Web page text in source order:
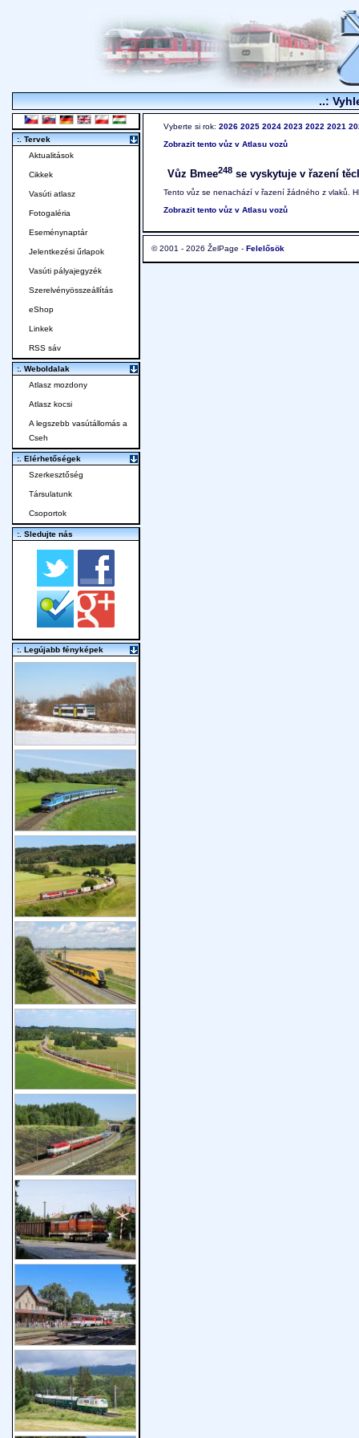
..:
Vyberte si rok: 2026 2025 2024 2023 2022 2021
Zobrazit tento vůz v Atlasu vozů
Vůz Bmee248 se vyskytuje v řazení
Tento vůz se nenachází v řazení žádného z vlaků.
Zobrazit tento vůz v Atlasu vozů
© 2001 - 2026 ŽelPage - Felelősök
:. Tervek
Aktualitások
Cikkek
Vasúti atlasz
Fotogaléria
Eseménynaptár
Jelentkezési űrlapok
Vasúti pályajegyzék
Szerelvényösszeállítás
eShop
Linkek
RSS sáv
:. Weboldalak
Atlasz mozdony
Atlasz kocsi
A legszebb vasútállomás a
Cseh
:. Elérhetőségek
Szerkesztőség
Társulatunk
Csoportok
:. Sledujte nás
:. Legújabb fényképek